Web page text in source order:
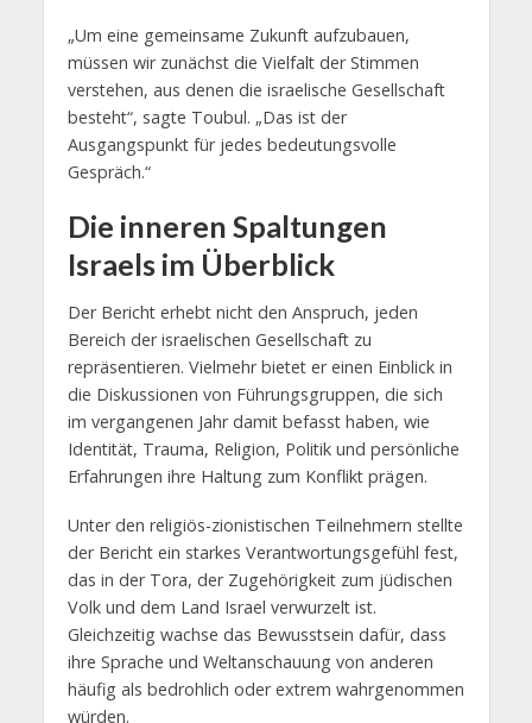
„Um eine gemeinsame Zukunft aufzubauen,
müssen wir zunächst die Vielfalt der Stimmen
verstehen, aus denen die israelische Gesellschaft
besteht“, sagte Toubul. „Das ist der
Ausgangspunkt für jedes bedeutungsvolle
Gespräch.“
Die inneren Spaltungen
Israels im Überblick
Der Bericht erhebt nicht den Anspruch, jeden
Bereich der israelischen Gesellschaft zu
repräsentieren. Vielmehr bietet er einen Einblick in
die Diskussionen von Führungsgruppen, die sich
im vergangenen Jahr damit befasst haben, wie
Identität, Trauma, Religion, Politik und persönliche
Erfahrungen ihre Haltung zum Konflikt prägen.
Unter den religiös-zionistischen Teilnehmern stellte
der Bericht ein starkes Verantwortungsgefühl fest,
das in der Tora, der Zugehörigkeit zum jüdischen
Volk und dem Land Israel verwurzelt ist.
Gleichzeitig wachse das Bewusstsein dafür, dass
ihre Sprache und Weltanschauung von anderen
häufig als bedrohlich oder extrem wahrgenommen
würden.